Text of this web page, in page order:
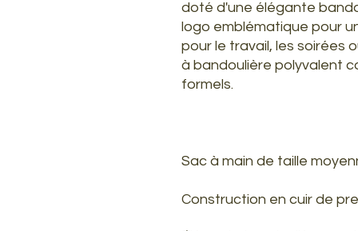
doté d'une élégante
logo emblématique pour
pour le travail, les soirées
à bandoulière polyvalent
formels.
Sac à main de taille
Construction en cuir de